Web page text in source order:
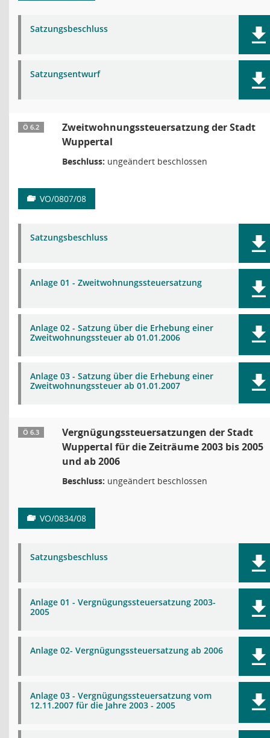
Satzungsbeschluss
Satzungsentwurf
Ö 6.2
Zweitwohnungssteuersatzung der Stadt
Wuppertal
Beschluss: ungeändert beschlossen
VO/0807/08
Satzungsbeschluss
Anlage 01 - Zweitwohnungssteuersatzung
Anlage 02 - Satzung über die Erhebung einer
Zweitwohnungssteuer ab 01.01.2006
Anlage 03 - Satzung über die Erhebung einer
Zweitwohnungssteuer ab 01.01.2007
Ö 6.3
Vergnügungssteuersatzungen der Stadt
Wuppertal für die Zeiträume 2003 bis 2005
und ab 2006
Beschluss: ungeändert beschlossen
VO/0834/08
Satzungsbeschluss
Anlage 01 - Vergnügungssteuersatzung 2003-
2005
Anlage 02- Vergnügungssteuersatzung ab 2006
Anlage 03 - Vergnügungssteuersatzung vom
12.11.2007 für die Jahre 2003 - 2005